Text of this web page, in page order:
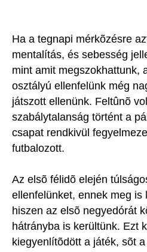
Ha a tegnapi mérkõzésre
mentalítás, és sebesség
mint amit megszokhattunk,
osztályú ellenfelünk még
játszott ellenünk. Feltûnõ
szabálytalanság történt a
csapat rendkivül
futbalozott.
Az elsõ félidõ elején
ellenfelünket, ennek meg is
hiszen az elsõ negyedórát
hátrányba is kerültünk. Ezt
kiegyenlítõdött a játék, sõt